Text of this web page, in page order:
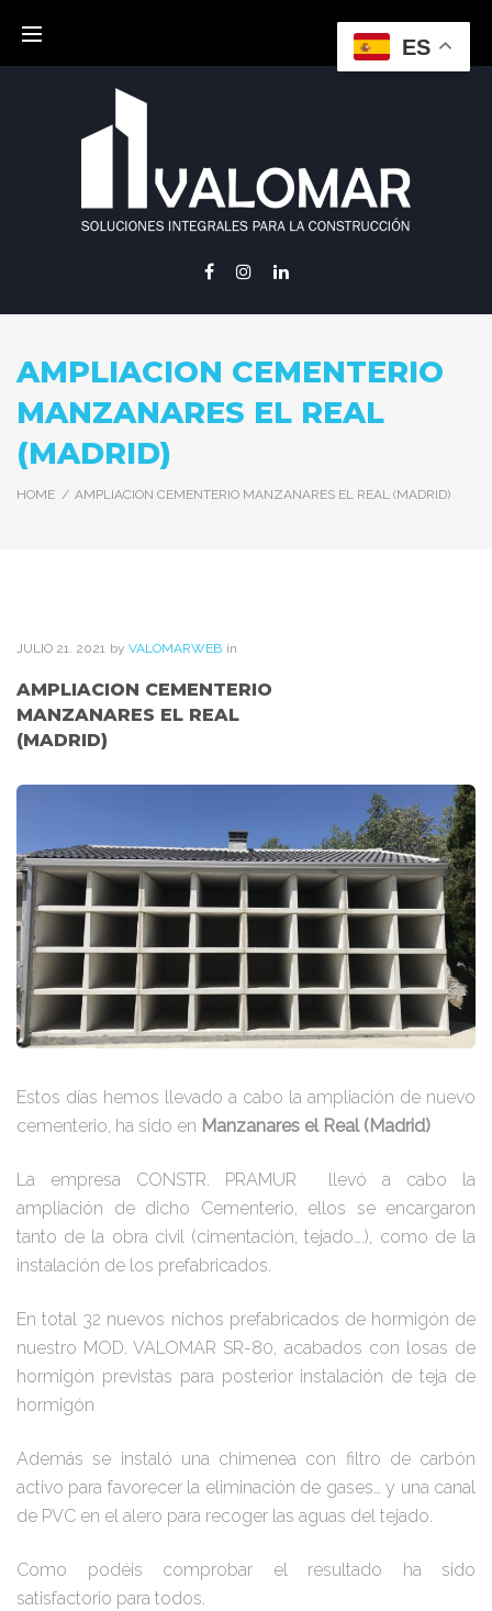
content
AMPLIACION CEMENTERIO
MANZANARES EL REAL
(MADRID)
HOME / AMPLIACION CEMENTERIO MANZANARES EL REAL (MADRID)
JULIO 21. 2021 by VALOMARWEB in
AMPLIACION CEMENTERIO
MANZANARES EL REAL
(MADRID)
Estos días hemos llevado a cabo la ampliación de nuevo
cementerio, ha sido en Manzanares el Real (Madrid)
La empresa CONSTR. PRAMUR llevó a cabo la
ampliación de dicho Cementerio, ellos se encargaron
tanto de la obra civil (cimentación, tejado….), como de la
instalación de los prefabricados.
En total 32 nuevos nichos prefabricados de hormigón de
nuestro MOD. VALOMAR SR-80, acabados con losas de
hormigón previstas para posterior instalación de teja de
hormigón
Además se instaló una chimenea con filtro de carbón
activo para favorecer la eliminación de gases… y una canal
de PVC en el alero para recoger las aguas del tejado.
Como podéis comprobar el resultado ha sido
satisfactorio para todos.
ES